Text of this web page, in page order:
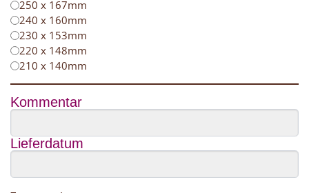
250 x 167mm
240 x 160mm
230 x 153mm
220 x 148mm
210 x 140mm
Kommentar
Lieferdatum